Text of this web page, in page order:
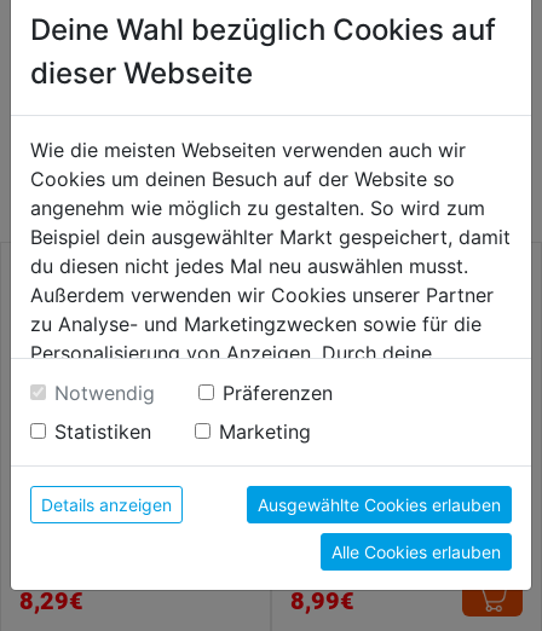
WEITERE PRODUKTE AUS DIESER
KATEGORIE
Folienschneider Komfort
8,29€
Kabelmesser m. Kerbe SB
8,99€
Deine Wahl bezüglich Cookies auf
dieser Webseite
Wie die meisten Webseiten verwenden auch wir
Cookies um deinen Besuch auf der Website so
angenehm wie möglich zu gestalten. So wird zum
Beispiel dein ausgewählter Markt gespeichert, damit
du diesen nicht jedes Mal neu auswählen musst.
Außerdem verwenden wir Cookies unserer Partner
zu Analyse- und Marketingzwecken sowie für die
Personalisierung von Anzeigen. Durch deine
Einwilligung werden die Daten von Drittanbieter,
unter anderem auch in den USA, verarbeitet.
Durch Klick auf "Alle Cookies erlauben" stimmst du
der Verwendung aller Cookies zu. Unter "Details
anzeigen" findest du alle Infos zu den
unterschiedlichen Cookies, unter "Cookies
Konfigurieren" kannst du auswählen, welche Cookies
du zulassen möchtest und welche nicht.
Weitere Informationen findest du in unserer
Notwendig
Präferenzen
Statistiken
Marketing
Details anzeigen Ausgewählte Cookies erlauben
Alle Cookies erlauben